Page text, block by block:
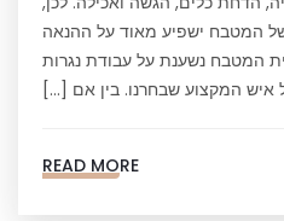
של המטבח ישפיע מאוד על ההנאה
המטבח נשענת על עבודת נגרות
איש המקצוע שבחרנו. בין אם […]
READ MORE